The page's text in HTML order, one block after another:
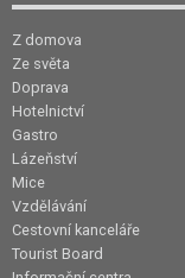
Z domova
Ze světa
Doprava
Hotelnictví
Gastro
Lázeňství
Mice
Vzdělávání
Cestovní kanceláře
Tourist Board